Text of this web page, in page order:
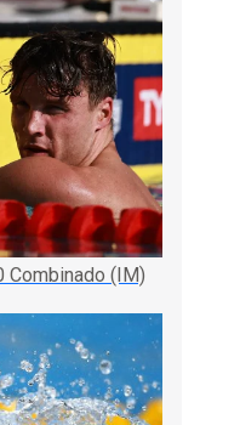
Combinado (IM)